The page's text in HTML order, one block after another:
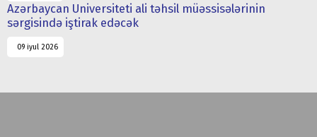
Azərbaycan Universiteti ali təhsil müəssisələrinin
sərgisində iştirak edəcək
09 iyul 2026